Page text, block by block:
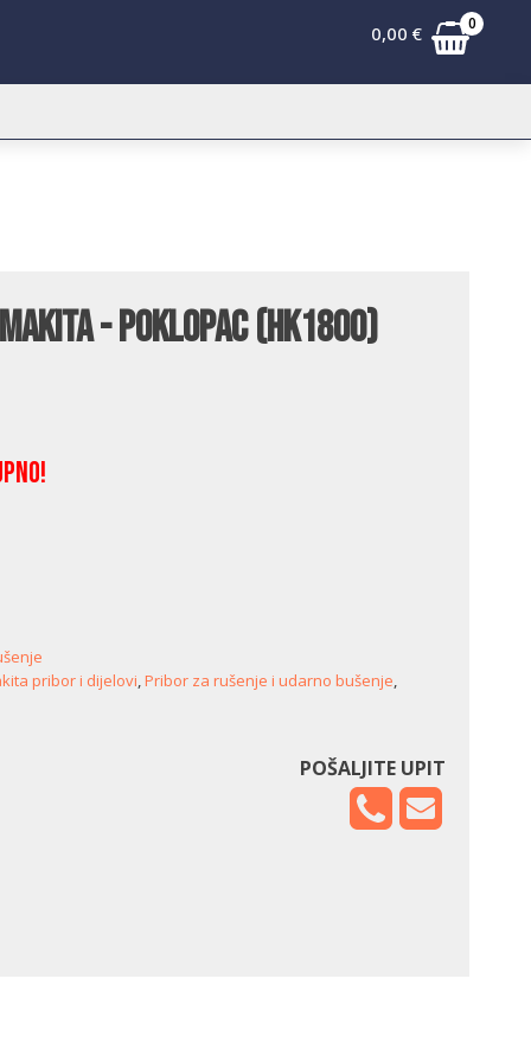
0,00 € 0
- poklopac (HK1800)
pribor i dijelovi,Pribor za rušenje i udarno bušenje,
POŠALJITE UPIT